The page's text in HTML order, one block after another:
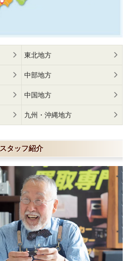
東北地方
中部地方
中国地方
九州・沖縄地方
スタッフ紹介